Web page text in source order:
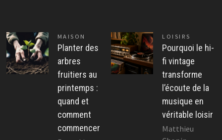
MAISON
Planter des
arbres
fruitiers au
printemps :
quand et
comment
commencer
LOISIRS
Pourquoi le hi-
fi vintage
transforme
l’écoute de la
musique en
véritable loisir
Matthieu